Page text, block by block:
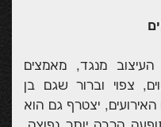
מנגד, מאמצים
צפוי וברור שגם בן
יצטרף גם הוא